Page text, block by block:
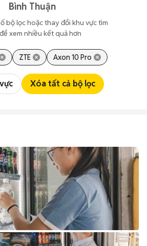
Bình Thuận
bộ lọc hoặc thay đổi khu vực tìm
xem nhiều kết quả hơn
ZTE Axon 10 Pro
Xóa tất cả bộ lọc